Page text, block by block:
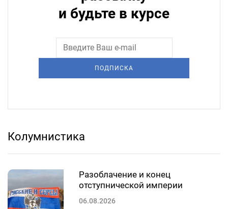
и будьте в курсе
ПОДПИСКА
Колумнистика
Разоблачение и конец
отступнической империи
06.08.2026